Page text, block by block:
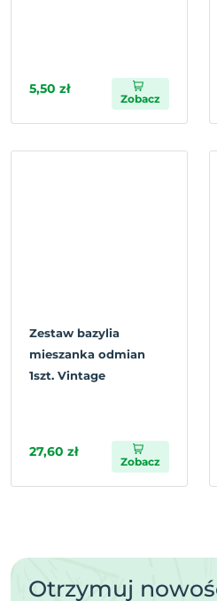
5,50 zł
Zobacz
Zestaw bazylia
mieszanka odmian
1szt. Vintage
27,60 zł
Zobacz
Otrzymuj